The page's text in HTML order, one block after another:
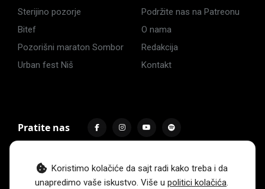
Koristimo kolačiće da sajt radi kako treba i da
unapredimo vaše iskustvo. Više u politici kolačića.
Sterijino pozorje
Bitef
Pozorišni maraton Sombor
Urban fest Niš
Podržite nas na Patreonu
O nama
Redakcija
Kontakt
Pratite nas